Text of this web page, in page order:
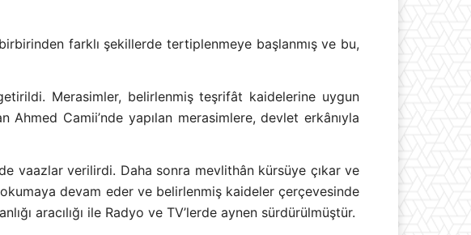
farklı şekillerde tertiplenmeye başlanmış ve bu,
Merasimler, belirlenmiş teşrifât kaidelerine uygun
Camii’nde yapılan merasimlere, devlet erkânıyla
vaazlar verilirdi. Daha sonra mevlithân kürsüye çıkar ve
devam eder ve belirlenmiş kaideler çerçevesinde
aracılığı ile Radyo ve TV’lerde aynen sürdürülmüştür.